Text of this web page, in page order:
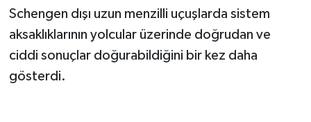
Schengen dışı uzun menzilli uçuşlarda sistem
aksaklıklarının yolcular üzerinde doğrudan ve
ciddi sonuçlar doğurabildiğini bir kez daha
gösterdi.